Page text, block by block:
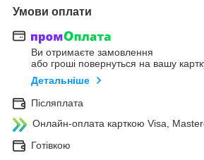
Умови оплати
Ви отримаєте замовлення
або гроші повернуться на вашу
Детальніше
Післяплата
Онлайн-оплата карткою Visa,
Готівкою